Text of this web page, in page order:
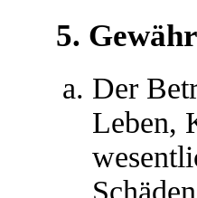
5.
Der
Leben,